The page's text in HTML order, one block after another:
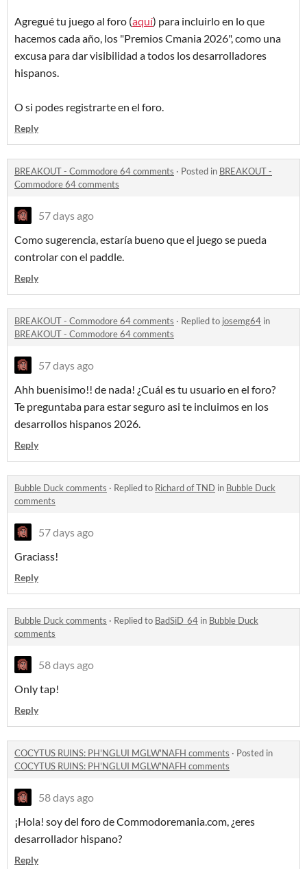
Agregué tu juego al foro (aquí) para incluirlo en lo que
hacemos cada año, los "Premios Cmania 2026", como una
excusa para dar visibilidad a todos los desarrolladores
hispanos.
O si podes registrarte en el foro.
Reply
BREAKOUT - Commodore 64 comments · Posted in BREAKOUT -
Commodore 64 comments
57 days ago
Como sugerencia, estaría bueno que el juego se pueda
controlar con el paddle.
Reply
BREAKOUT - Commodore 64 comments · Replied to josemg64 in
BREAKOUT - Commodore 64 comments
57 days ago
Ahh buenisimo!! de nada! ¿Cuál es tu usuario en el foro?
Te preguntaba para estar seguro asi te incluimos en los
desarrollos hispanos 2026.
Reply
Bubble Duck comments · Replied to Richard of TND in Bubble Duck
comments
57 days ago
Graciass!
Reply
Bubble Duck comments · Replied to BadSiD_64 in Bubble Duck
comments
58 days ago
Only tap!
Reply
COCYTUS RUINS: PH'NGLUI MGLW'NAFH comments · Posted in
COCYTUS RUINS: PH'NGLUI MGLW'NAFH comments
58 days ago
¡Hola! soy del foro de Commodoremania.com, ¿eres
desarrollador hispano?
Reply